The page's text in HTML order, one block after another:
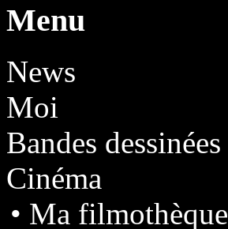
Menu
News
Moi
Bandes dessinées
Cinéma
• Ma filmothèque